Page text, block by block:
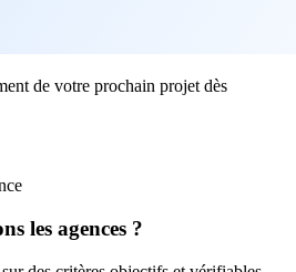
de votre prochain projet dès
les agences ?